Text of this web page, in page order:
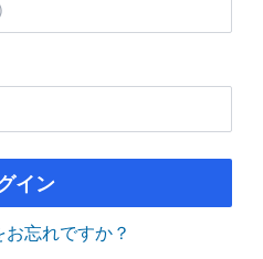
イン
忘れですか？